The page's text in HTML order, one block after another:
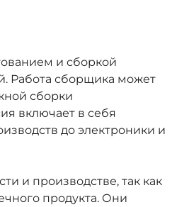
и сборкой
Работа сборщика может
сборки
включает в себя
до электроники и
и производстве, так как
продукта. Они